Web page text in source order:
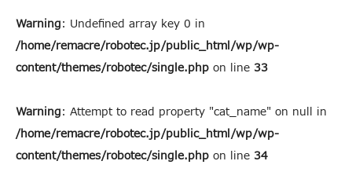
Warning: Undefined array key 0 in
/home/remacre/robotec.jp/public_html/wp/wp-
content/themes/robotec/single.php on line 33
Warning: Attempt to read property "cat_name" on null in
/home/remacre/robotec.jp/public_html/wp/wp-
content/themes/robotec/single.php on line 34